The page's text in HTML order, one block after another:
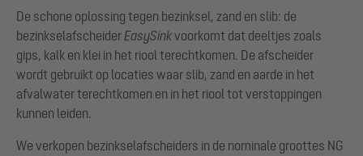
De schone oplossing tegen bezinksel, zand en slib: de
bezinkselafscheider EasySinkvoorkomt dat deeltjes zoals
gips, kalk en klei in het riool terechtkomen. De afscheider
wordt gebruikt op locaties waar slib, zand en aarde in het
afvalwater terechtkomen en in het riool tot verstoppingen
kunnen leiden.
We verkopen bezinkselafscheiders in de nominale groottes NG